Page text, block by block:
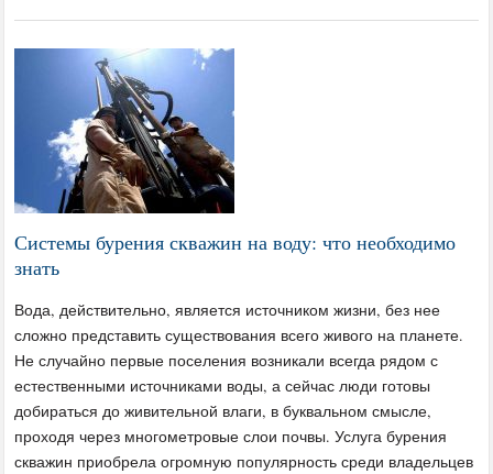
Системы бурения скважин на воду: что необходимо
знать
Вода, действительно, является источником жизни, без нее
сложно представить существования всего живого на планете.
Не случайно первые поселения возникали всегда рядом с
естественными источниками воды, а сейчас люди готовы
добираться до живительной влаги, в буквальном смысле,
проходя через многометровые слои почвы. Услуга бурения
скважин приобрела огромную популярность среди владельцев